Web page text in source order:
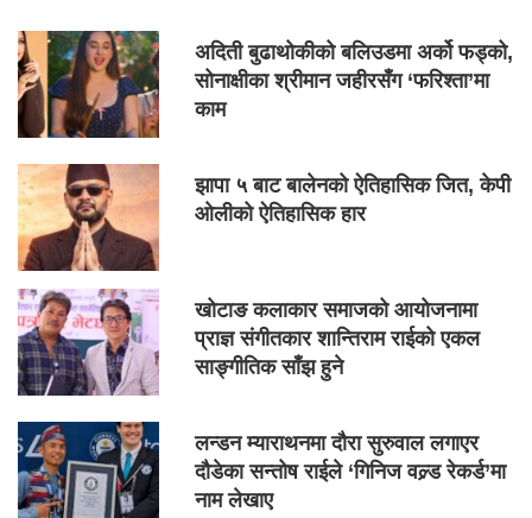
अदिती बुढाथोकीको बलिउडमा अर्को फड्को,
सोनाक्षीका श्रीमान जहीरसँग ‘फरिश्ता’मा
काम
झापा ५ बाट बालेनको ऐतिहासिक जित, केपी
ओलीको ऐतिहासिक हार
खोटाङ कलाकार समाजको आयोजनामा
प्राज्ञ संगीतकार शान्तिराम राईको एकल
साङ्गीतिक साँझ हुने
लन्डन म्याराथनमा दौरा सुरुवाल लगाएर
दौडेका सन्तोष राईले ‘गिनिज वल्र्ड रेकर्ड’मा
नाम लेखाए